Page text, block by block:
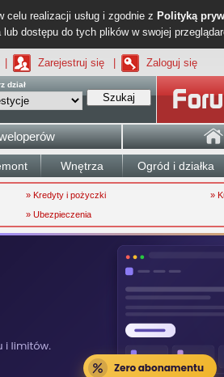
realizacji usług i zgodnie z Polityką
dostępu do tych plików w swojej
Zarejestruj się Zaloguj się
dział
Szukaj
Wnętrza Ogród i działka
» Kredyty i pożyczki
»
» Ubezpieczenia